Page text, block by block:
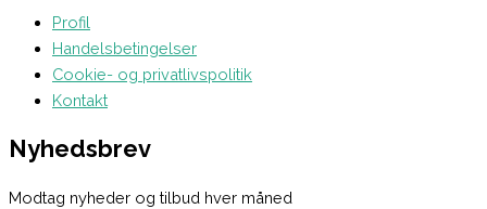
Profil
Handelsbetingelser
Cookie- og privatlivspolitik
Kontakt
Nyhedsbrev
Modtag nyheder og tilbud hver måned